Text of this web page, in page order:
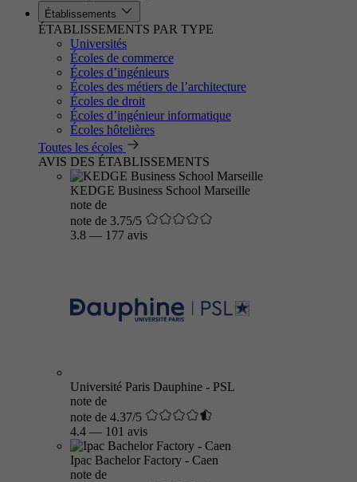
Établissements
ÉTABLISSEMENTS PAR TYPE
Universités
Écoles de commerce
Écoles d’ingénieurs
Écoles des métiers de l’architecture
Écoles de droit
Écoles d’ingénieur informatique
Écoles hôtelières
Toutes les écoles
AVIS DES ÉTABLISSEMENTS
KEDGE Business School Marseille
note de
note de 3.75/5
3.8 — 177 avis
Université Paris Dauphine - PSL
note de
note de 4.37/5
4.4 — 101 avis
Ipac Bachelor Factory - Caen
note de